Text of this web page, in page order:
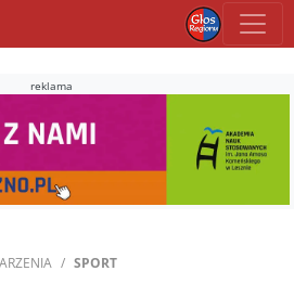
reklama
SPORT